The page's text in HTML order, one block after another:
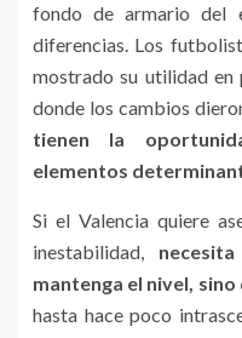
fondo de armario del
diferencias. Los
mostrado su utilidad
donde los cambios
tienen la
elementos
Si el Valencia quiere
inestabilidad,
mantenga el nivel, sino
hasta hace poco